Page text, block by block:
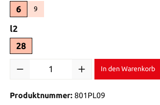
6
9(Diese Option ist zurzeit nicht verfügbar.)
l2
28
In den Warenkorb
Produktnummer: 801PL09